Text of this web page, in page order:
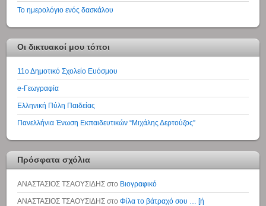
Το ημερολόγιο ενός δασκάλου
Οι δικτυακοί μου τόποι
11ο Δημοτικό Σχολείο Ευόσμου
e-Γεωγραφία
Ελληνική Πύλη Παιδείας
Πανελλήνια Ένωση Εκπαιδευτικών “Μιχάλης Δερτούζος”
Πρόσφατα σχόλια
ΑΝΑΣΤΑΣΙΟΣ ΤΣΑΟΥΣΙΔΗΣ στο Βιογραφικό
ΑΝΑΣΤΑΣΙΟΣ ΤΣΑΟΥΣΙΔΗΣ στοΦίλα το βάτραχό σου … [ή